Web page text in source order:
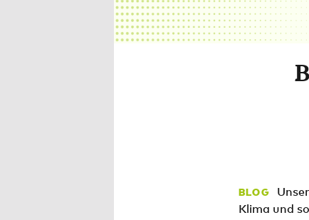
BLOG
Klima und